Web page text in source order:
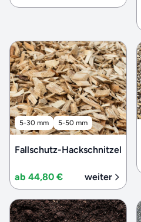
5-30 mm 5-50 mm
Fallschutz-Hackschnitzel
ab 44,80 € weiter